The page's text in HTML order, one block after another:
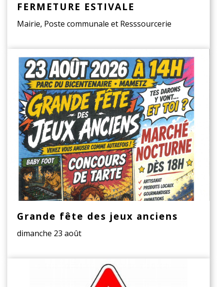
FERMETURE ESTIVALE
Mairie, Poste communale et Resssourcerie
Grande fête des jeux anciens
dimanche 23 août